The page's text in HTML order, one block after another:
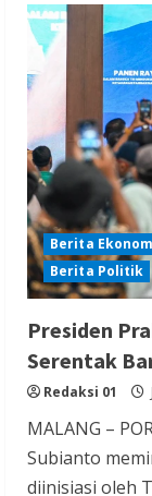
Berita
Berita Politik
Presiden
Serentak
Redaksi 01
MALANG –
Subianto
diinisiasi oleh